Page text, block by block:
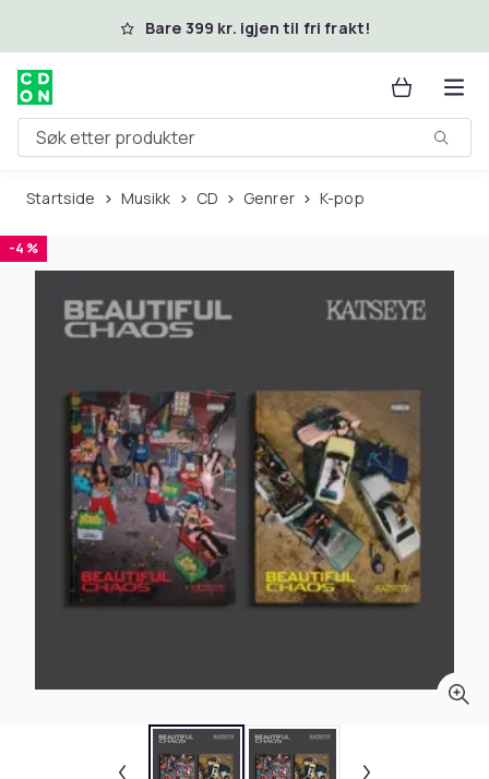
Hopp til hovedinnholdBare 399 kr. igjen til fri frakt!
Søk etter produkter
Startside Musikk CD Genrer K-pop
-4 %